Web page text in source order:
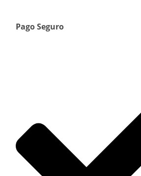
Pago Seguro